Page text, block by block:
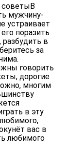
В
мужчину-
устраивает
поразить
разбудить в
за
говорить
дорогие
многим
в эту
вас в
любимого